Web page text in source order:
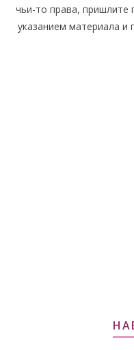
чьи-то права, пришлите
указанием материала и